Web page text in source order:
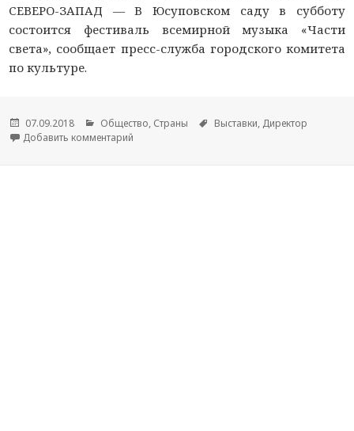
СЕВЕРО-ЗАПАД — В Юсуповском саду в субботу
состоится фестиваль всемирной музыка «Части
света», сообщает пресс-служба городского комитета
по культуре.
Опубликовано
07.09.2018 Рубрики
Общество, Страны Метки
Выставки, Директор
Добавить комментарий